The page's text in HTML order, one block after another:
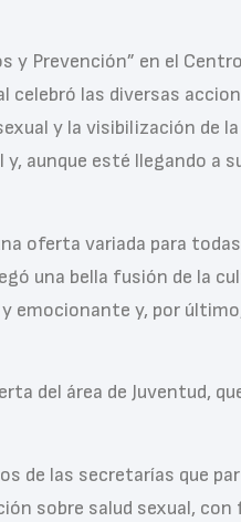
Prevención” en el
las diversas
y la visibilización de
aunque esté llegando
oferta variada para
una bella fusión de la
y, por
del área de Juventud,
de las secretarías que
sobre salud sexual,